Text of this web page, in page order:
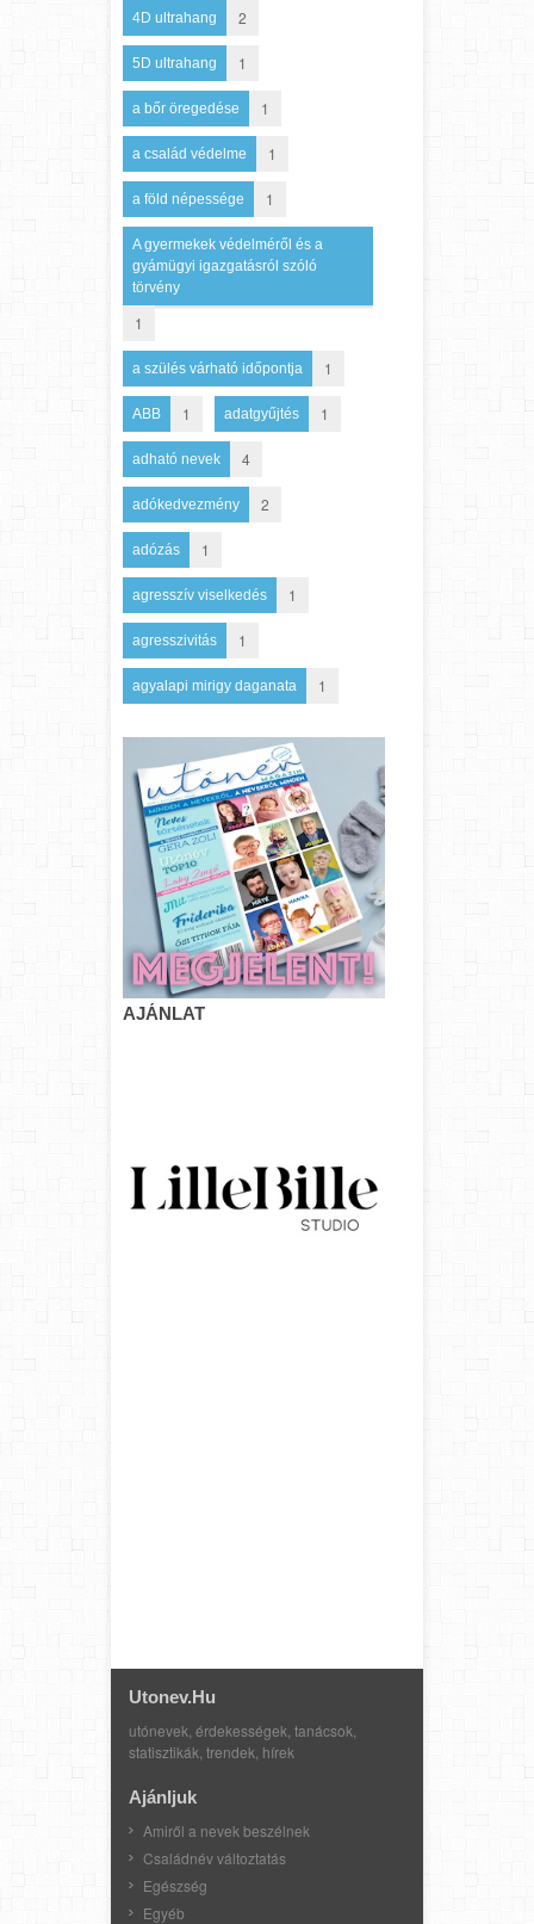
4D ultrahang 2
5D ultrahang 1
a bőr öregedése 1
a család védelme 1
a föld népessége 1
A gyermekek védelméről és a
gyámügyi igazgatásról szóló
törvény
1
a szülés várható időpontja 1
ABB 1 adatgyűjtés 1
adható nevek 4
adókedvezmény 2
adózás 1
agresszív viselkedés 1
agresszivitás 1
agyalapi mirigy daganata 1
AJÁNLAT
Utonev.hu
utónevek, érdekességek, tanácsok,
statisztikák, trendek, hírek
Ajánljuk
Amiről a nevek beszélnek
Családnév változtatás
Egészség
Egyéb